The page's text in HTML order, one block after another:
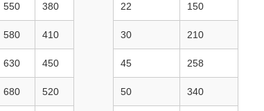
550 380 22 150
580 410 30 210
630 450 45 258
680 520 50 340